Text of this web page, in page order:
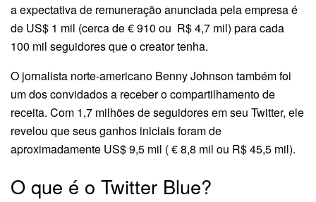
a expectativa de remuneração anunciada pela empresa é
de US$ 1 mil (cerca de € 910 ou R$ 4,7 mil) para cada
100 mil seguidores que o creator tenha.
O jornalista norte-americano Benny Johnson também foi
um dos convidados a receber o compartilhamento de
receita. Com 1,7 milhões de seguidores em seu Twitter, ele
revelou que seus ganhos iniciais foram de
aproximadamente US$ 9,5 mil ( € 8,8 mil ou R$ 45,5 mil).
O que é o Twitter Blue?